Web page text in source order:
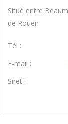
Situé entre
de Rouen
Tél :
E-mail :
Siret :